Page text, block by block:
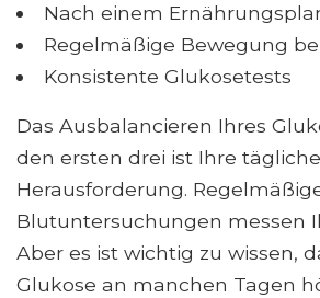
Nach einem
Regelmäßige Bewegung
Konsistente Glukosetests
Das Ausbalancieren Ihres
den ersten drei ist Ihre tägliche
Herausforderung.
Blutuntersuchungen messen
Aber es ist wichtig zu wissen,
Glukose an manchen Tagen